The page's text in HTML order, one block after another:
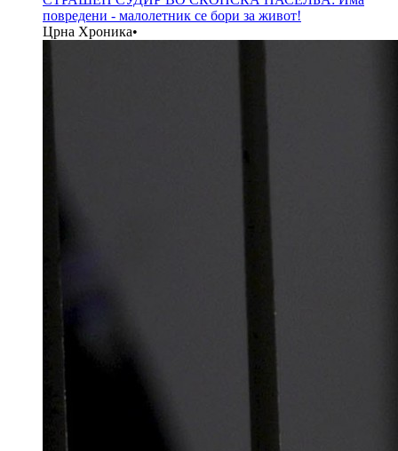
повредени - малолетник се бори за живот!
Црна Хроника•